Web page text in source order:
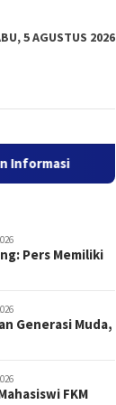
5 AGUSTUS 2026
Informasi
Pers Memiliki
Generasi Muda,
FKM